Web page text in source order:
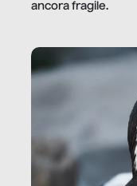
ancora fragile.